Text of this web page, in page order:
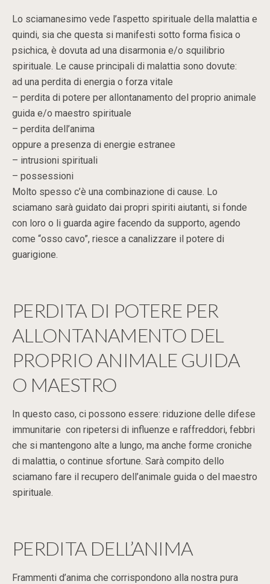
Lo sciamanesimo vede l’aspetto spirituale della malattia e
quindi, sia che questa si manifesti sotto forma fisica o
psichica, è dovuta ad una disarmonia e/o squilibrio
spirituale. Le cause principali di malattia sono dovute:
ad una perdita di energia o forza vitale
– perdita di potere per allontanamento del proprio animale
guida e/o maestro spirituale
– perdita dell’anima
oppure a presenza di energie estranee
– intrusioni spirituali
– possessioni
Molto spesso c’è una combinazione di cause. Lo
sciamano sarà guidato dai propri spiriti aiutanti, si fonde
con loro o li guarda agire facendo da supporto, agendo
come “osso cavo”, riesce a canalizzare il potere di
guarigione.
PERDITA DI POTERE PER
ALLONTANAMENTO DEL
PROPRIO ANIMALE GUIDA
O MAESTRO
In questo caso, ci possono essere: riduzione delle difese
immunitarie con ripetersi di influenze e raffreddori, febbri
che si mantengono alte a lungo, ma anche forme croniche
di malattia, o continue sfortune. Sarà compito dello
sciamano fare il recupero dell’animale guida o del maestro
spirituale.
PERDITA DELL’ANIMA
Frammenti d’anima che corrispondono alla nostra pura